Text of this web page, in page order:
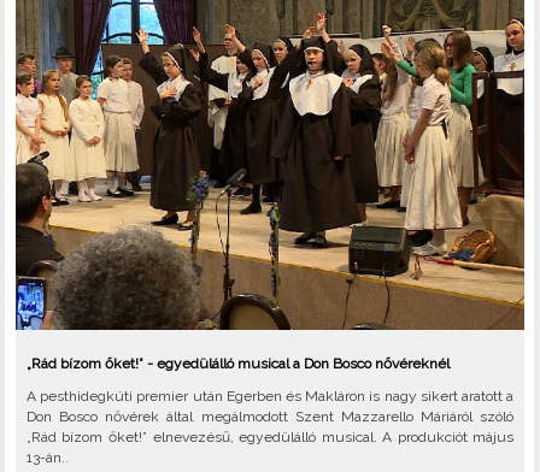
„Rád bízom őket!” - egyedülálló musical a Don Bosco nővéreknél
A pesthidegkúti premier után Egerben és Makláron is nagy sikert aratott a
Don Bosco nővérek által megálmodott Szent Mazzarello Máriáról szóló
„Rád bízom őket!” elnevezésű, egyedülálló musical. A produkciót május
13-án..